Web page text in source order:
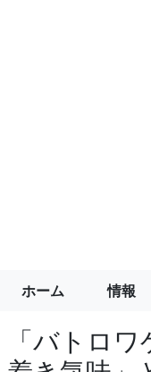
ホーム 情報
「バトロ